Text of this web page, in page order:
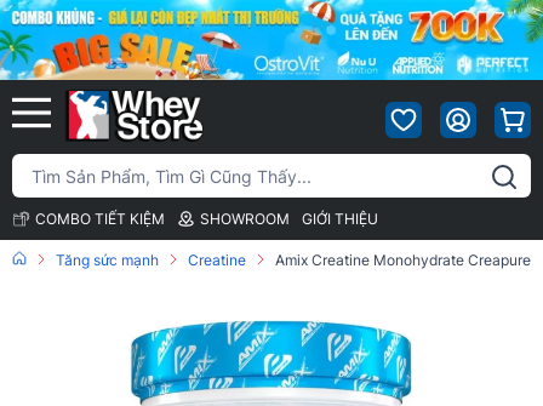
COMBO TIẾT KIỆM SHOWROOM GIỚI THIỆU
Tăng sức mạnh Creatine Amix Creatine Monohydrate Creapure